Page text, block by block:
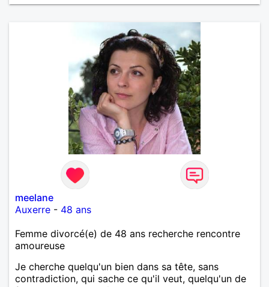
meelane
Auxerre - 48 ans
Femme divorcé(e) de 48 ans recherche rencontre
amoureuse
Je cherche quelqu'un bien dans sa tête, sans
contradiction, qui sache ce qu'il veut, quelqu'un de